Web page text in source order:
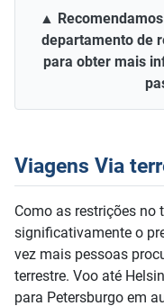
▲
departamento de
para obter mais
Viagens Via
Como as restrições no
significativamente o
vez mais pessoas
terrestre. Voo até
para Petersburgo em